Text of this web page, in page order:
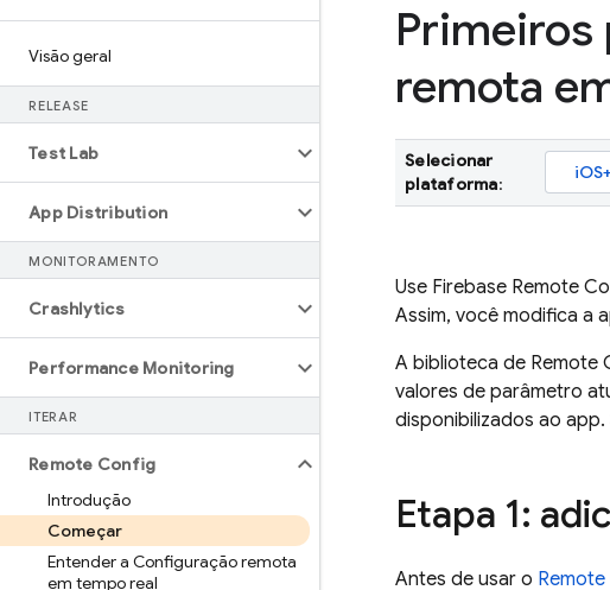
Visão geral
RELEASE
Test Lab
App Distribution
MONITORAMENTO
Crashlytics
Performance Monitoring
ITERAR
Remote Config
Introdução
Começar
Entender a Configuração remota
em tempo real
Primeiros
remota
Selecionar
plataforma:
iOS+
Use Firebase Remote
Assim, você modifica a
A biblioteca de Remote
valores de parâmetro
disponibilizados ao app.
Etapa 1:
Antes de usar o